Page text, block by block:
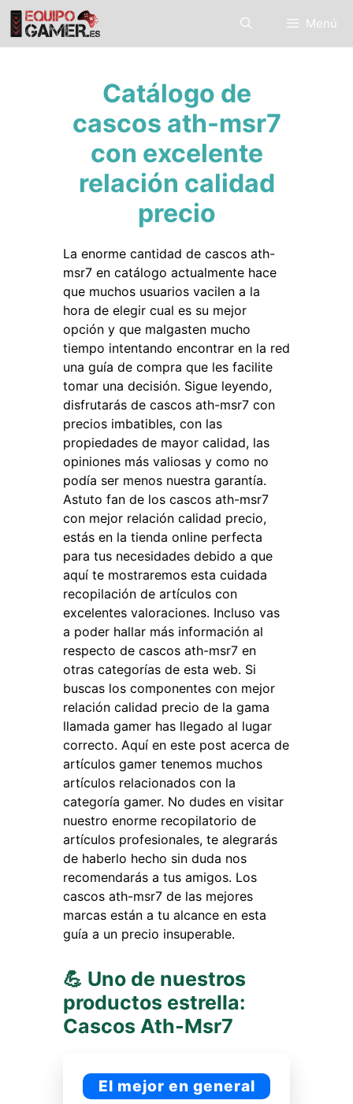
Saltar
contenido
Menú
Catálogo de
cascos ath-msr7
con excelente
relación calidad
precio
La enorme cantidad de cascos ath-
msr7 en catálogo actualmente hace
que muchos usuarios vacilen a la
hora de elegir cual es su mejor
opción y que malgasten mucho
tiempo intentando encontrar en la red
una guía de compra que les facilite
tomar una decisión. Sigue leyendo,
disfrutarás de cascos ath-msr7 con
precios imbatibles, con las
propiedades de mayor calidad, las
opiniones más valiosas y como no
podía ser menos nuestra garantía.
Astuto fan de los cascos ath-msr7
con mejor relación calidad precio,
estás en la tienda online perfecta
para tus necesidades debido a que
aquí te mostraremos esta cuidada
recopilación de artículos con
excelentes valoraciones. Incluso vas
a poder hallar más información al
respecto de cascos ath-msr7 en
otras categorías de esta web. Si
buscas los componentes con mejor
relación calidad precio de la gama
llamada gamer has llegado al lugar
correcto. Aquí en este post acerca de
artículos gamer tenemos muchos
artículos relacionados con la
categoría gamer. No dudes en visitar
nuestro enorme recopilatorio de
artículos profesionales, te alegrarás
de haberlo hecho sin duda nos
recomendarás a tus amigos. Los
cascos ath-msr7 de las mejores
marcas están a tu alcance en esta
guía a un precio insuperable.
💪 Uno de nuestros
productos estrella:
Cascos Ath-Msr7
El mejor en general